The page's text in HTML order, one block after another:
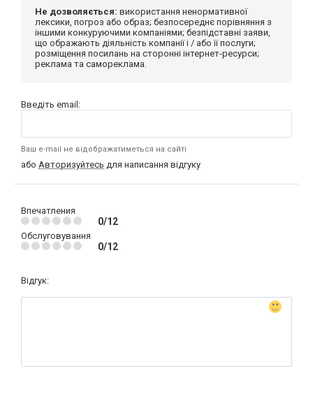
Не дозволяється: використання ненормативної
лексики, погроз або образ; безпосереднє порівняння з
іншими конкуруючими компаніями; безпідставні заяви,
що ображають діяльність компанії і / або її послуги;
розміщення посилань на сторонні інтернет-ресурси;
реклама та самореклама.
Введіть email:
Ваш e-mail не відображатиметься на сайті
або Авторизуйтесь для написання відгуку
Впечатления
0/12
Обслуговування
0/12
Відгук: